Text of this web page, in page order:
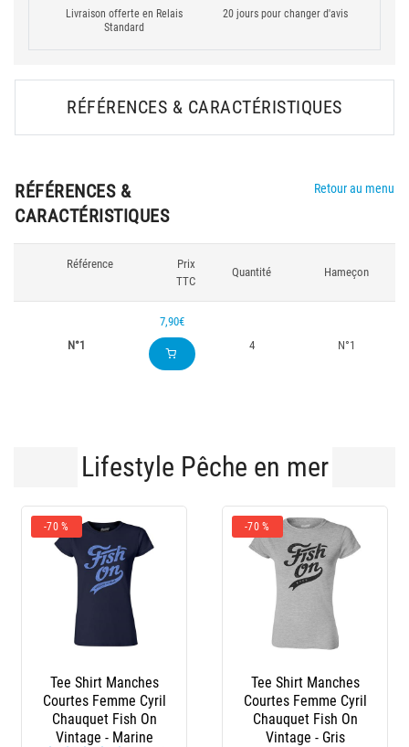
Livraison offerte en Relais
Standard
20 jours pour changer d'avis
RÉFÉRENCES & CARACTÉRISTIQUES
RÉFÉRENCES &
CARACTÉRISTIQUES
Retour au menu
Référence
Prix
TTC
Quantité Hameçon
N°1
7,90€
4
N°1
Lifestyle Pêche en mer
Tee Shirt Manches
Femme Cyril
Chauquet Fish On
Vintage - Gris
Bottes Homme Le
Chameau - Marine